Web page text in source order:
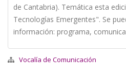
de Cantabria). Temática esta
Tecnologías Emergentes". Se
información: programa,
Vocalía de Comunicación